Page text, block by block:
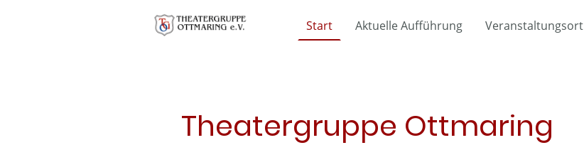
Start Aktuelle Aufführung Veranstaltungsort
Theatergruppe Ottmaring